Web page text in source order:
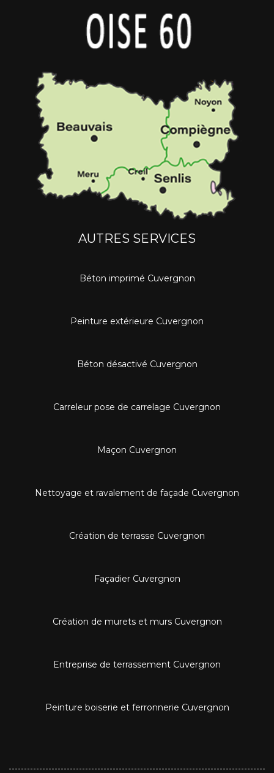
AUTRES SERVICES
Béton imprimé Cuvergnon
Peinture extérieure Cuvergnon
Béton désactivé Cuvergnon
Carreleur pose de carrelage Cuvergnon
Maçon Cuvergnon
Nettoyage et ravalement de façade Cuvergnon
Création de terrasse Cuvergnon
Façadier Cuvergnon
Création de murets et murs Cuvergnon
Entreprise de terrassement Cuvergnon
Peinture boiserie et ferronnerie Cuvergnon